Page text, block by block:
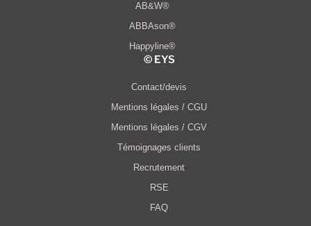
AB&W®
ABBAson®
Happyline®
© EYS​
Contact/devis
Mentions légales / CGU
Mentions légales / CGV
Témoignages clients
Recrutement
RSE
FAQ